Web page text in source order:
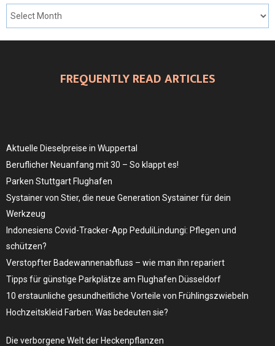
FREQUENTLY READ ARTICLES
Aktuelle Dieselpreise in Wuppertal
Beruflicher Neuanfang mit 30 – So klappt es!
Parken Stuttgart Flughafen
Systainer von Stier, die neue Generation Systainer für dein
Werkzeug
Indonesiens Covid-Tracker-App PeduliLindungi: Pflegen und
schützen?
Verstopfter Badewannenabfluss – wie man ihn repariert
Tipps für günstige Parkplätze am Flughafen Düsseldorf
10 erstaunliche gesundheitliche Vorteile von Frühlingszwiebeln
Hochzeitskleid Farben: Was bedeuten sie?
Die verborgene Welt der Heckenpflanzen